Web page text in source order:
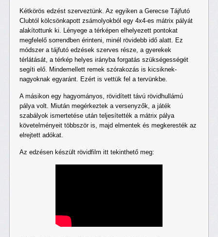
Kétkörös edzést szerveztünk. Az egyiken a Gerecse Tájfutó
Clubtól kölcsönkapott zsámolyokból egy 4x4-es mátrix pályát
alakítottunk ki. Lényege a térképen elhelyezett pontokat
megfelelő sorrendben érinteni, minél rövidebb idő alatt. Ez
módszer a tájfutó edzések szerves része, a gyerekek
térlátását, a térkép helyes irányba forgatás szükségességét
segíti elő. Mindemellett remek szórakozás is kicsiknek-
nagyoknak egyaránt. Ezért is vettük fel a tervünkbe.
A másikon egy hagyományos, rövidített távú rövidhullámú
pálya volt. Miután megérkeztek a versenyzők, a játék
szabályok ismertetése után teljesítették a mátrix pálya
követelményeit többször is, majd elmentek és megkeresték az
elrejtett adókat.
Az edzésen készült rövidfilm itt tekinthető meg: